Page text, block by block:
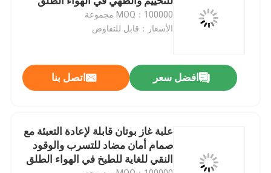
صمام المزلق WD 40
صمام الهباء الجوي المقنن
صمام رش الرغوة للحلاقة
MOQ：100000 مجموعة
الأسعار：قابل للتفاوض
افضل سعر اتصل بنا
علبة غاز بوتان قابلة لإعادة التعبئة مع
صمام أمان مضاد للتسرب والوقود
النقي للغاية للطبخ في الهواء الطلق